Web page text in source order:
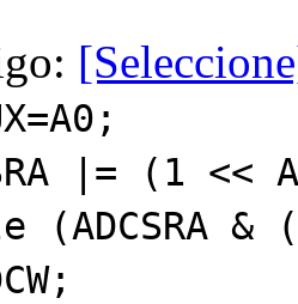
|=
(ADCSRA